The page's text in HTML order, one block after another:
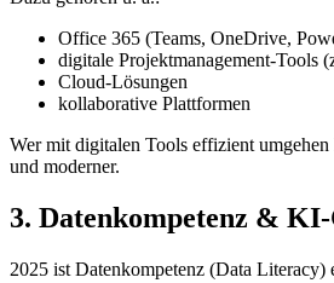
Office 365 (Teams, OneDrive,
digitale Projektmanagement-Tools
Cloud-Lösungen
kollaborative Plattformen
Wer mit digitalen Tools effizient
und moderner.
3. Datenkompetenz &
2025 ist Datenkompetenz (Data Literacy)